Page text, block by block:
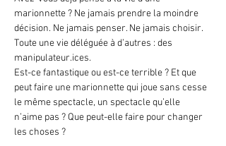
marionnette ? Ne jamais prendre la moindre
décision. Ne jamais penser. Ne jamais choisir.
Toute une vie déléguée à d’autres : des
manipulateur.ices.
Est-ce fantastique ou est-ce terrible ? Et que
peut faire une marionnette qui joue sans cesse
le même spectacle, un spectacle qu’elle
n’aime pas ? Que peut-elle faire pour changer
les choses ?